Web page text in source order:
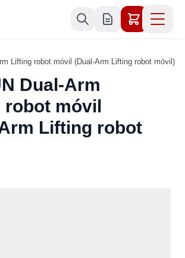
Lifting robot móvil (Dual-Arm Lifting robot móvil)
Dual-Arm
robot móvil
Lifting robot